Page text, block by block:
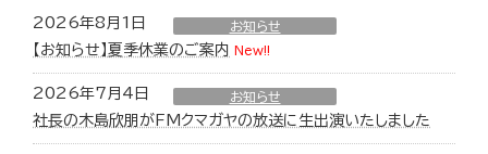
2026年8月1日 お知らせ
【お知らせ】夏季休業のご案内 New!!
2026年7月4日 お知らせ
社長の木島欣朋がFMクマガヤの放送に生出演いたしました